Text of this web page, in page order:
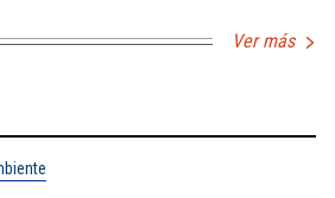
Ver más